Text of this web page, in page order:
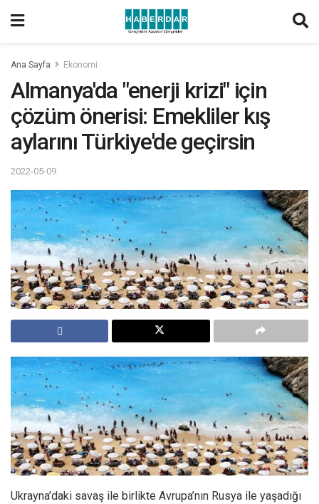
Ana Sayfa Ekonomi
Almanya'da "enerji krizi" için
çözüm önerisi: Emekliler kış
aylarını Türkiye'de geçirsin
2022-05-09
Ukrayna’daki savaş ile birlikte Avrupa’nın Rusya ile yaşadığı